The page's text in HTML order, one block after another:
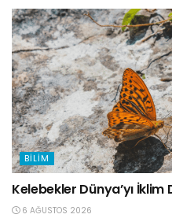
BILIM
Kelebekler Dünya’yı İklim
6 AĞUSTOS 2026